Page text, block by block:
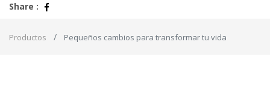
Share :
Productos Pequeños cambios para transformar tu vida